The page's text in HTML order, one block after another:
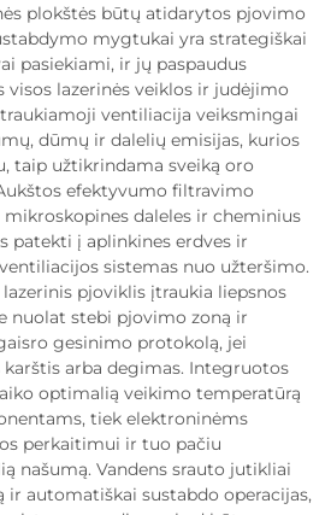
plokštės būtų atidarytos pjovimo
mygtukai yra strategiškai
pasiekiami, ir jų paspaudus
visos lazerinės veiklos ir judėjimo
ventiliacija veiksmingai
dūmų ir dalelių emisijas, kurios
taip užtikrindama sveiką oro
efektyvumo filtravimo
daleles ir cheminius
patekti į aplinkines erdves ir
sistemas nuo užteršimo.
lazerinis pjoviklis įtraukia liepsnos
nuolat stebi pjovimo zoną ir
gesinimo protokolą, jei
arba degimas. Integruotos
optimalią veikimo temperatūrą
tiek elektroninėms
perkaitimui ir tuo pačiu
našumą. Vandens srauto jutikliai
ir automatiškai sustabdo operacijas,